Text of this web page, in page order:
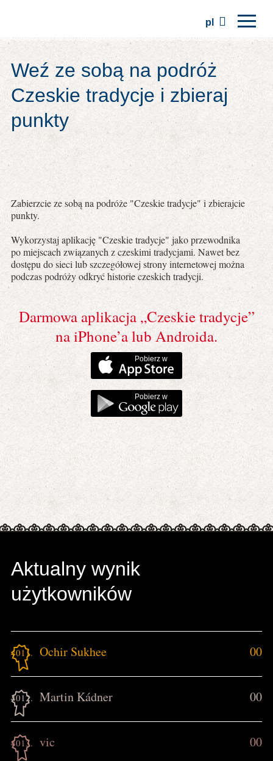
pl
Regiony
Tradycje
Wycieczki
Weź ze sobą na podróż
Czeskie tradycje i zbieraj
punkty
Zabierzcie ze sobą na podróże "Czeskie tradycje" i zbierajcie
punkty.
Wykorzystaj aplikację "Czeskie tradycje" jako przewodnika
po miejscach związanych z czeskimi tradycjami. Nawet bez
dostępu do sieci lub szczegółowej strony internetowej można
podczas podróży odkryć historie czeskich tradycji.
Darmowa aplikacja „Czeskie tradycje”
na iPhone’a lub Androida.
Pobierz w
Pobierz w
Aktualny wynik
użytkowników
4011. Ochir Sukhee 00
4012. Martin Kádner 00
4013. vic 00